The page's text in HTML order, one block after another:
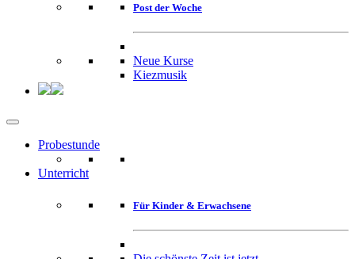
Post der Woche
Neue Kurse
Kiezmusik
Probestunde
Unterricht
Für Kinder & Erwachsene